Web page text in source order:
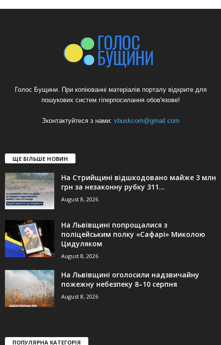
Голос Бущини. При копіюванні матеріалів порталу відкрите для
пошукових систем гіперпосилання обов'язове!
Зконтактуйтеся з нами: vbuskcom@gmail.com
ЩЕ БІЛЬШЕ НОВИН
На Стрийщині відшкодовано майже 3 млн
грн за незаконну рубку 311...
August 8, 2026
На Львівщині попрощалися з
поліцейським полку «Сафарі» Миколою
Цидуляком
August 8, 2026
На Львівщині оголосили надзвичайну
пожежну небезпеку 8–10 серпня
August 8, 2026
ПОПУЛЯРНА КАТЕГОРІЯ